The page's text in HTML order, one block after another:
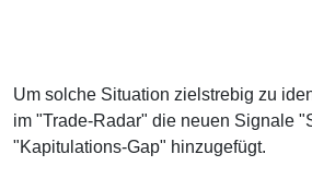
Um solche Situation zielstrebig zu
im "Trade-Radar" die neuen Signale
"Kapitulations-Gap" hinzugefügt.